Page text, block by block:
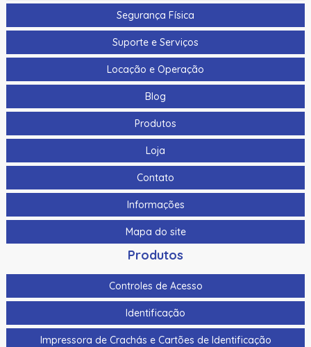
Segurança Física
Suporte e Serviços
Locação e Operação
Blog
Produtos
Loja
Contato
Informações
Mapa do site
Produtos
Controles de Acesso
Identificação
Impressora de Crachás e Cartões de Identificação